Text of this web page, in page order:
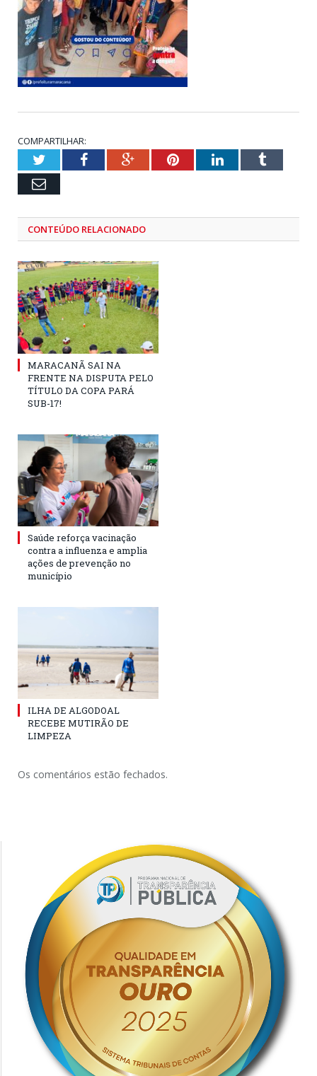
COMPARTILHAR:
TwitterFacebookGoogle+PinterestLinkedInTumblr
Email
CONTEÚDO RELACIONADO
MARACANÃ SAI NA
FRENTE NA DISPUTA PELO
TÍTULO DA COPA PARÁ
SUB-17!
Saúde reforça vacinação
contra a influenza e amplia
ações de prevenção no
município
ILHA DE ALGODOAL
RECEBE MUTIRÃO DE
LIMPEZA
Os comentários estão fechados.